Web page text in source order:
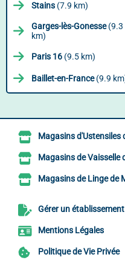
Stains (7.9 km)
Garges-lès-Gonesse(9.3
km)
Paris 16 (9.5 km)
Baillet-en-France(9.9
Magasins d'Ustensiles
Magasins de Vaisselle
Magasins de Linge de
Gérer un établissement
Mentions Légales
Politique de Vie Privée